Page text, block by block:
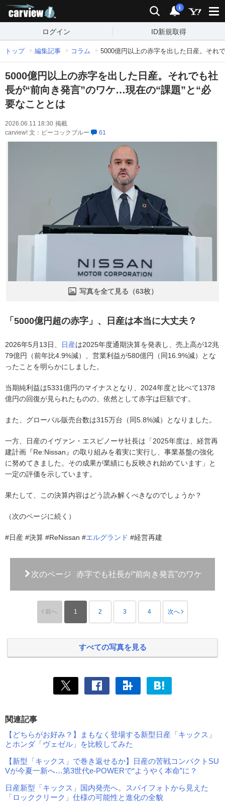
検索 通知
i
ログイン ID新規取得
トップ 編集記事 コラム 5000億円以上の赤字を出した日産。それ
5000億円以上の赤字を出した日産。それでも社
長が“前向き発言”のワケ…現在の“課題”と“必
要なこととは
2026.06.11 18:30 掲載
carview! 文：ピーコックブルー
61
写真を全て見る（63枚）
「5000億円超の赤字」、日産は本当に大丈夫？
2026年5月13日、 日産は2025年度通期決算を発表し、売上高が12兆
79億円（前年比4.9%減）、営業利益が580億円（同16.9%減）とな
ったことを明らかにしました。
当期純利益は5331億円のマイナスとなり、2024年度と比べて1378
億円の回復が見られたものの、依然として赤字は巨額です。
また、グローバル販売台数は315万台（同5.8%減）となりました。
一方、日産のイヴァン・エスピノーサ社長は「2025年度は、経営再
建計画『Re:Nissan』の取り組みを着実に実行し、事業基盤の強化
に努めてきました。その成果が業績にも反映され始めています」と
一定の評価を示しています。
果たして、この決算内容はどう読み解くべきなのでしょうか？
（次のページに続く）
#日産 #決算 #ReNissan #エルグランド #経営再建
次のページ 赤字でも社長が“前向き発言”のワケ
前へ 1 2 3 4 次へ
すべての写真を見る
関連記事
【どちらがお好み？】まもなく登場する新型日産「キックス」
とホンダ「ヴェゼル」を比較してみた
【新型「キックス」で巻き返せるか】日産の苦戦コンパクトSU
Vが今夏一新へ…第3世代e-POWERで“ようやく本命”に？
日産新型「キックス」国内発売へ。スパイフォトから見えた
「ロッククリーク」仕様の可能性と進化の全貌